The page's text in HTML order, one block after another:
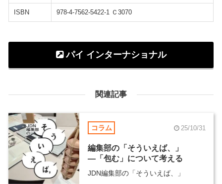
ISBN 978-4-7562-5422-1 Ｃ3070
パイ インターナショナル
関連記事
コラム 25/10/31
編集部の「そういえば、」
―「包む」について考える
JDN編集部の「そういえば、」